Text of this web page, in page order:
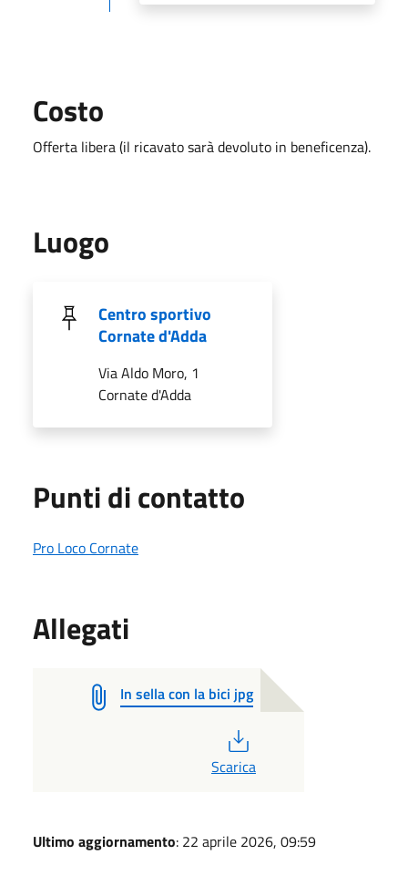
Costo
Offerta libera (il ricavato sarà devoluto in beneficenza).
Luogo
Centro sportivo
Cornate d'Adda
Via Aldo Moro, 1
Cornate d'Adda
Punti di contatto
Pro Loco Cornate
Allegati
In sella con la bici jpg
Scarica
Ultimo aggiornamento: 22 aprile 2026, 09:59